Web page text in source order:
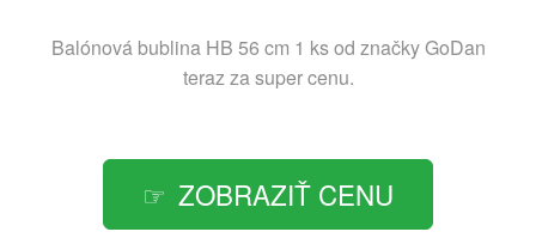
Balónová bublina HB 56 cm 1 ks od značkyGoDan
teraz za super cenu.
ZOBRAZIŤ CENU